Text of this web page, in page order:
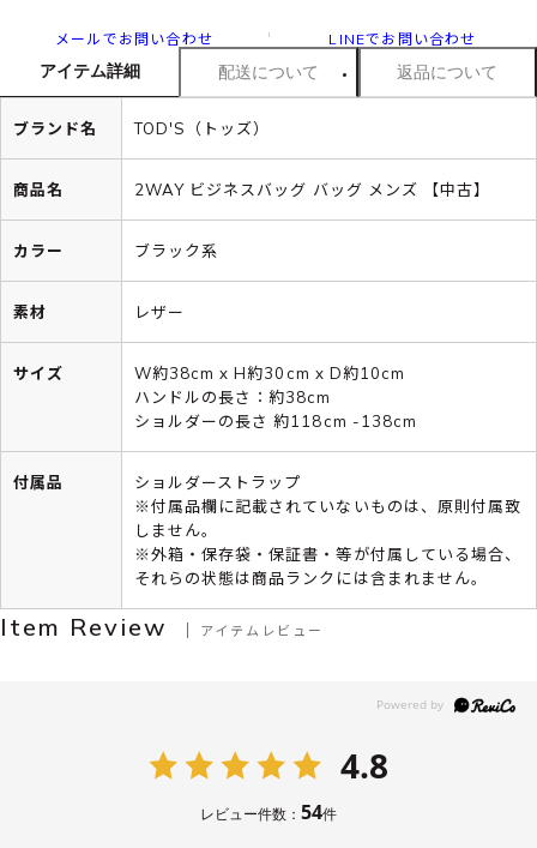
メールでお問い合わせ LINEでお問い合わせ
アイテム詳細 配送について 返品について
ブランド名 TOD'S（トッズ）
商品名 2WAY ビジネスバッグ バッグ メンズ 【中古】
カラー ブラック系
素材 レザー
サイズ
W約38cm x H約30cm x D約10cm
ハンドルの長さ：約38cm
ショルダーの長さ 約118cm -138cm
付属品
ショルダーストラップ
※付属品欄に記載されていないものは、原則付属致
しません。
※外箱・保存袋・保証書・等が付属している場合、
それらの状態は商品ランクには含まれません。
Item Review アイテムレビュー
4.8
レビュー件数： 54件